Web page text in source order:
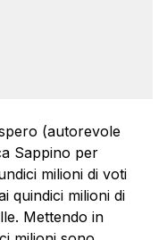
(autorevole
Sappino per
milioni di voti
quindici milioni di
Mettendo in